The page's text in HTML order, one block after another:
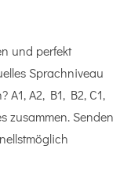
und perfekt
Sprachniveau
A1, A2, B1, B2, C1,
zusammen. Senden